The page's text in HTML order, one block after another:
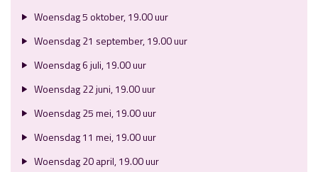
Woensdag 5 oktober, 19.00 uur
Woensdag 21 september, 19.00 uur
Woensdag 6 juli, 19.00 uur
Woensdag 22 juni, 19.00 uur
Woensdag 25 mei, 19.00 uur
Woensdag 11 mei, 19.00 uur
Woensdag 20 april, 19.00 uur